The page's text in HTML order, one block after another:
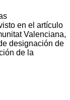
en el artículo
Valenciana,
designación de
de la